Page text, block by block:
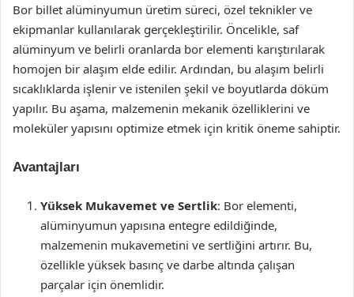
Bor billet alüminyumun üretim süreci, özel teknikler ve
ekipmanlar kullanılarak gerçekleştirilir. Öncelikle, saf
alüminyum ve belirli oranlarda bor elementi karıştırılarak
homojen bir alaşım elde edilir. Ardından, bu alaşım belirli
sıcaklıklarda işlenir ve istenilen şekil ve boyutlarda döküm
yapılır. Bu aşama, malzemenin mekanik özelliklerini ve
moleküler yapısını optimize etmek için kritik öneme sahiptir.
Avantajları
Yüksek Mukavemet ve Sertlik: Bor elementi,
alüminyumun yapısına entegre edildiğinde,
malzemenin mukavemetini ve sertliğini artırır. Bu,
özellikle yüksek basınç ve darbe altında çalışan
parçalar için önemlidir.